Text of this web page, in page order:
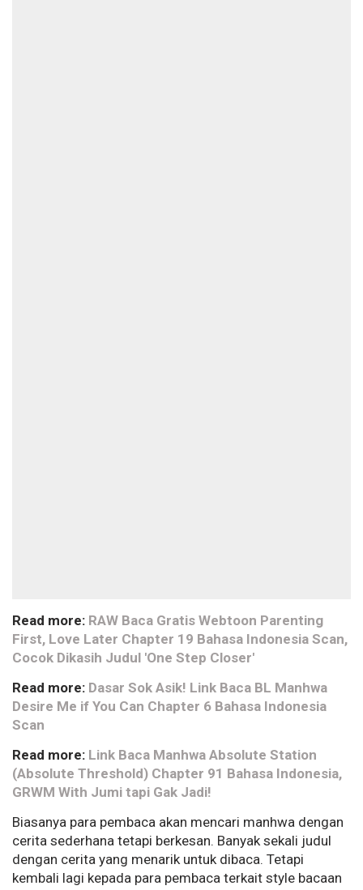
Read more: RAW Baca Gratis Webtoon Parenting
First, Love Later Chapter 19 Bahasa Indonesia Scan,
Cocok Dikasih Judul 'One Step Closer'
Read more: Dasar Sok Asik! Link Baca BL Manhwa
Desire Me if You Can Chapter 6 Bahasa Indonesia
Scan
Read more: Link Baca Manhwa Absolute Station
(Absolute Threshold) Chapter 91 Bahasa Indonesia,
GRWM With Jumi tapi Gak Jadi!
Biasanya para pembaca akan mencari manhwa dengan
cerita sederhana tetapi berkesan. Banyak sekali judul
dengan cerita yang menarik untuk dibaca. Tetapi
kembali lagi kepada para pembaca terkait style bacaan